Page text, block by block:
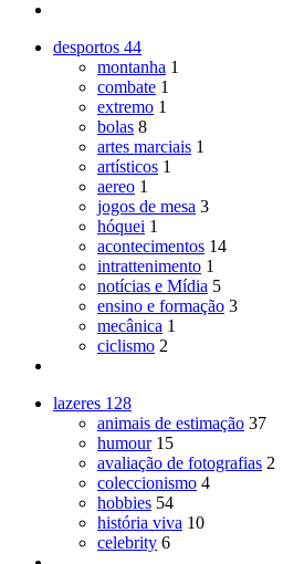
desportos 44
montanha 1
combate 1
extremo 1
bolas 8
artes marciais 1
artísticos 1
aereo 1
jogos de mesa 3
hóquei 1
acontecimentos 14
intrattenimento 1
notícias e Mídia 5
ensino e formação 3
mecânica 1
ciclismo 2
lazeres 128
animais de estimação 37
humour 15
avaliação de fotografias 2
coleccionismo 4
hobbies 54
história viva 10
celebrity 6